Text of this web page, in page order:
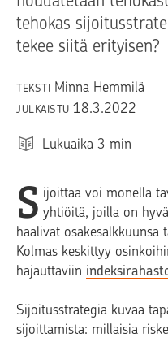
tehokas
tekee siitä erityisen?
TEKSTI Minna Hemmilä
JULKAISTU 18.3.2022
Lukuaika 3 min
S ijoittaa voi monella
yhtiöitä, joilla on
haalivat osakesalkkuunsa
Kolmas keskittyy
hajauttaviin
Sijoitusstrategia kuvaa
sijoittamista: millaisia